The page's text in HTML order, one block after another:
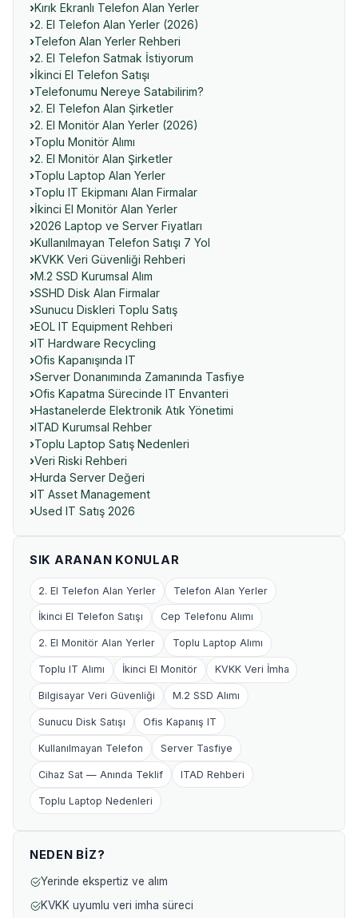
Kırık Ekranlı Telefon Alan Yerler
2. El Telefon Alan Yerler (2026)
Telefon Alan Yerler Rehberi
2. El Telefon Satmak İstiyorum
İkinci El Telefon Satışı
Telefonumu Nereye Satabilirim?
2. El Telefon Alan Şirketler
2. El Monitör Alan Yerler (2026)
Toplu Monitör Alımı
2. El Monitör Alan Şirketler
Toplu Laptop Alan Yerler
Toplu IT Ekipmanı Alan Firmalar
İkinci El Monitör Alan Yerler
2026 Laptop ve Server Fiyatları
Kullanılmayan Telefon Satışı 7 Yol
KVKK Veri Güvenliği Rehberi
M.2 SSD Kurumsal Alım
SSHD Disk Alan Firmalar
Sunucu Diskleri Toplu Satış
EOL IT Equipment Rehberi
IT Hardware Recycling
Ofis Kapanışında IT
Server Donanımında Zamanında Tasfiye
Ofis Kapatma Sürecinde IT Envanteri
Hastanelerde Elektronik Atık Yönetimi
ITAD Kurumsal Rehber
Toplu Laptop Satış Nedenleri
Veri Riski Rehberi
Hurda Server Değeri
IT Asset Management
Used IT Satış 2026
SIK ARANAN KONULAR
2. El Telefon Alan Yerler Telefon Alan Yerler
İkinci El Telefon Satışı Cep Telefonu Alımı
2. El Monitör Alan Yerler Toplu Laptop Alımı
Toplu IT Alımı İkinci El Monitör KVKK Veri İmha
Bilgisayar Veri Güvenliği M.2 SSD Alımı
Sunucu Disk Satışı Ofis Kapanış IT
Kullanılmayan Telefon Server Tasfiye
Cihaz Sat — Anında Teklif ITAD Rehberi
Toplu Laptop Nedenleri
NEDEN BIZ?
Yerinde ekspertiz ve alım
KVKK uyumlu veri imha süreci